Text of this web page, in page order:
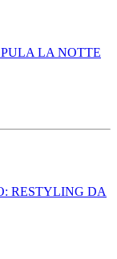
LA NOTTE
RESTYLING DA